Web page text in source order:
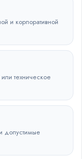
и корпоративной
техническое
допустимые